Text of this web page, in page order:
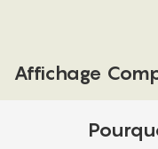
Affichage